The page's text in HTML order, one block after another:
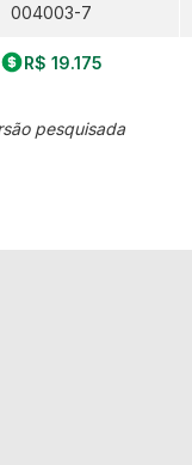
004003-7
R$ 19.175
pesquisada